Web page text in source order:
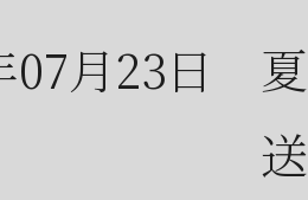
07月23日